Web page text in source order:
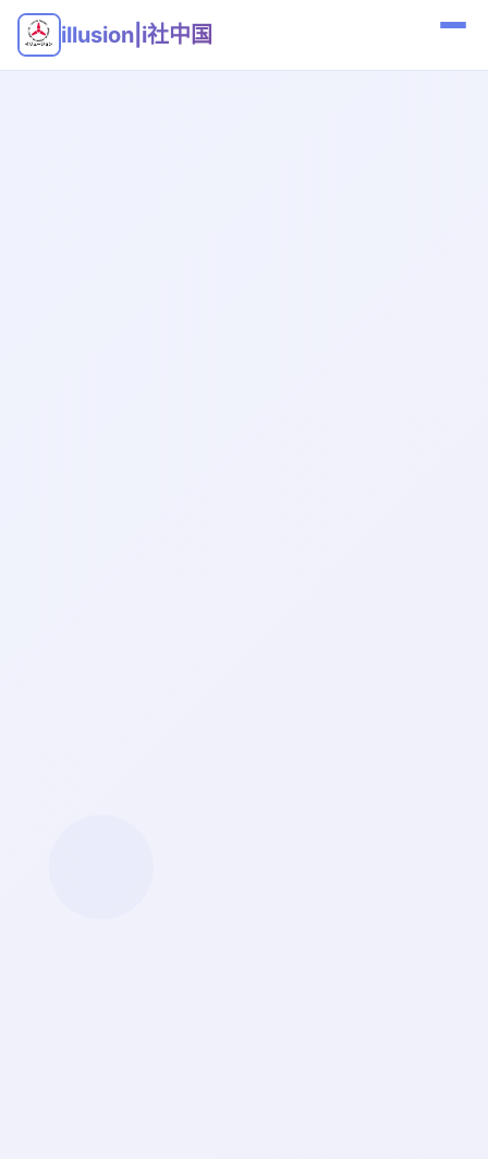
illusion|i社中国